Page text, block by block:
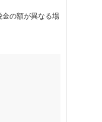
の額が異なる場